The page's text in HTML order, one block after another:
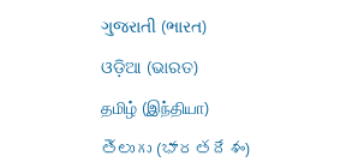
ગુજરાતી (ભારત)
ଓଡ଼ିଆ (ଭାରତ)
தமிழ் (இந்தியா)
తెలుగు (భారతదేశం)